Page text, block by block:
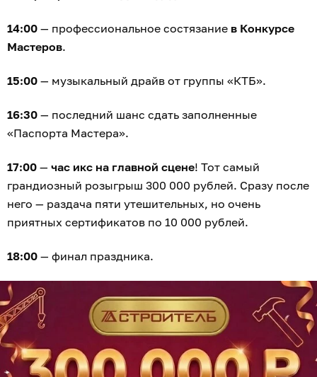
14:00 — профессиональное состязание в Конкурсе
Мастеров.
15:00 — музыкальный драйв от группы «КТБ».
16:30 — последний шанс сдать заполненные
«Паспорта Мастера».
17:00 — час икс на главной сцене! Тот самый
грандиозный розыгрыш 300 000 рублей. Сразу после
него — раздача пяти утешительных, но очень
приятных сертификатов по 10 000 рублей.
18:00 — финал праздника.